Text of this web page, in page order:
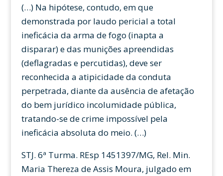
(…) Na hipótese, contudo, em que
demonstrada por laudo pericial a total
ineficácia da arma de fogo (inapta a
disparar) e das munições apreendidas
(deflagradas e percutidas), deve ser
reconhecida a atipicidade da conduta
perpetrada, diante da ausência de afetação
do bem jurídico incolumidade pública,
tratando-se de crime impossível pela
ineficácia absoluta do meio. (…)
STJ. 6ª Turma. REsp 1451397/MG, Rel. Min.
Maria Thereza de Assis Moura, julgado em